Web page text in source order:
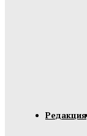
Редакция